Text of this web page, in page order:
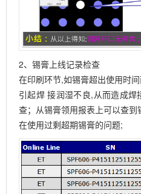
2、锡膏上线记录检查
在印刷环节,如锡膏超出使用时
引起焊 接润湿不良,从而造成
查；从锡膏领用报表上可以查
在使用过剩超期锡膏的问题;